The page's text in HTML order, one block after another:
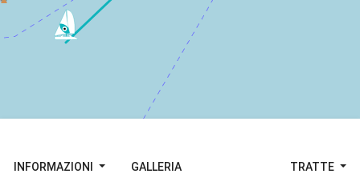
INFORMAZIONI GALLERIA TRATTE